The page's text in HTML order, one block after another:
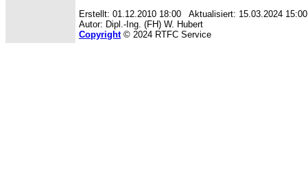
Erstellt: 01.12.2010 18:00 Aktualisiert: 15.03.2024 15:00
Autor: Dipl.-Ing. (FH) W. Hubert
Copyright© 2024 RTFC Service